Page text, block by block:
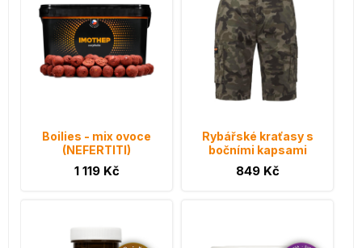
Boilies - mix ovoce
(NEFERTITI)
1 119 Kč
Rybářské kraťasy s
bočními kapsami
849 Kč